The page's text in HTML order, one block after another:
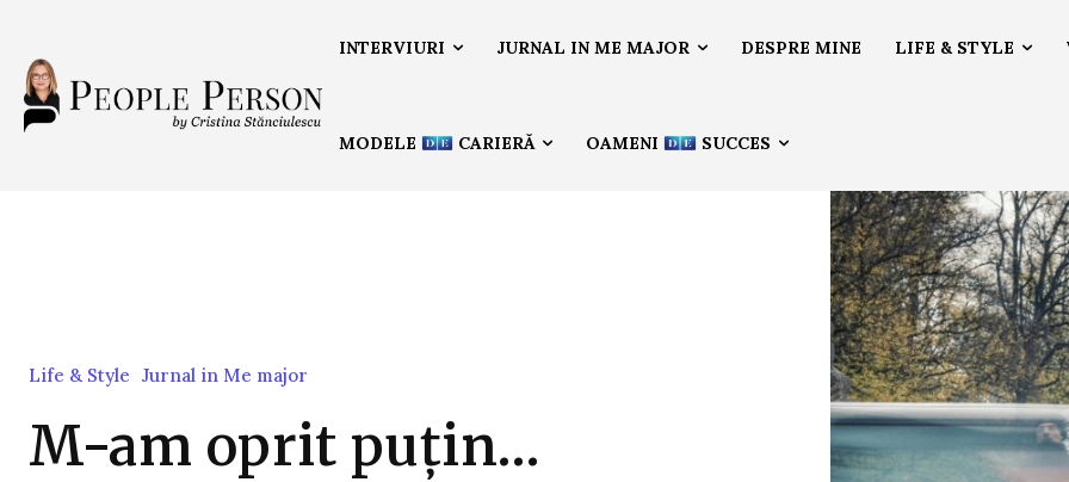
INTERVIURI JURNAL IN ME MAJOR DESPRE MINE LIFE & STYLE
MODELE CARIERĂ OAMENI SUCCES
Life & Style Jurnal in Me major
M-am oprit puțin…